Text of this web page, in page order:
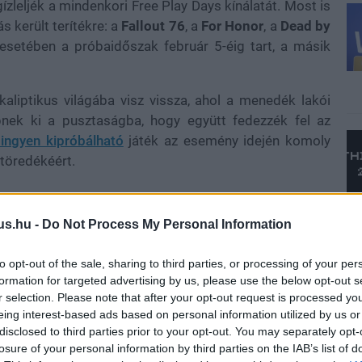
- Do Not Process My Personal Information
opt-out of the sale, sharing to third parties, or processing of your
for targeted advertising by us, please use the below opt-out
selection. Please note that after your opt-out request is processed
interest-based ads based on personal information utilized by us
to third parties prior to your opt-out. You may separately
of your personal information by third parties on the IAB’s list of
a mindenkori Free Play Days kínálatát. Most is
került terítékre: a Fallout 76, a For Honor, a Dead by
a próbaidőszak február 5-éig tart, a másik
világába visz vissza, ahol a menedék lakói
ki a pusztaságba, hogy együtt fedezzék fel az
kipróbálható játék az esemény idején komoly
építő akciójátékát érdemes meglesnie, a For
viking berszerkerek) összecsapását kínálja.
velünk február 12-éig Starter Dominion játékmód,
kikapcsolja a felszerelésbónuszokat és több
nélkül, hiszen a Dead by Daylight szintén